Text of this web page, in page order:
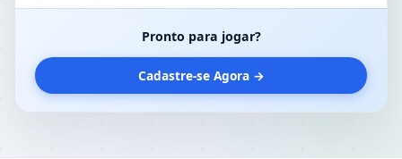
Pronto para jogar?
Cadastre-se Agora →